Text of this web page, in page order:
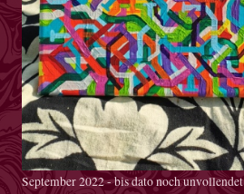
September 2022 - bis dato noch unvollendet